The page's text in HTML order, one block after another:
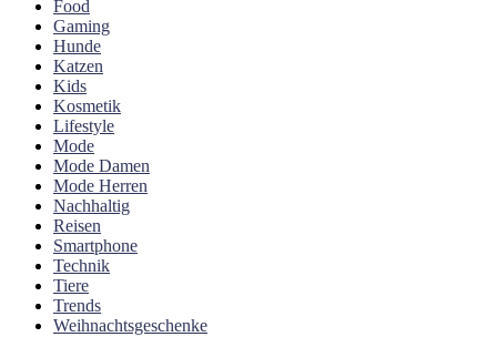
Food
Gaming
Hunde
Katzen
Kids
Kosmetik
Lifestyle
Mode
Mode Damen
Mode Herren
Nachhaltig
Reisen
Smartphone
Technik
Tiere
Trends
Weihnachtsgeschenke